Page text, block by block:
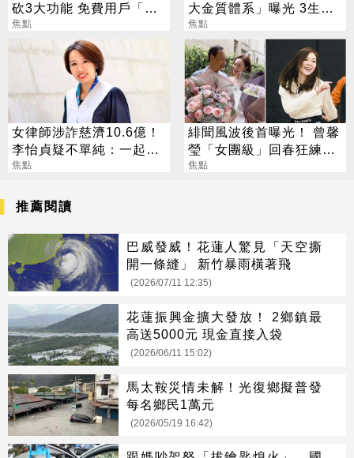
砍3大功能 免費用戶「這
好康」不能用了
焦點
大金質體系」曝光 3生肖
偏財旺到「錢自己找上
門」
焦點
女律師涉詐慈濟10.6億！
李怡貞疑不單純：一起洗
錢？
焦點
緋聞風波後首曝光！ 曾馨
瑩「女團級」回春狂練舞
郭董獨自公園散步
焦點
推薦閱讀
巴威發威！花蓮人驚見「天空撕
開一條縫」 新竹暴雨橫著飛
(2026/07/11 12:35)
花蓮振興金擴大發放！ 2鄉鎮最
高送5000元 現金直接入袋
(2026/06/11 15:02)
馬太鞍災情未解！光復鄉擬普發
每名鄉民1萬元
(2026/05/19 16:42)